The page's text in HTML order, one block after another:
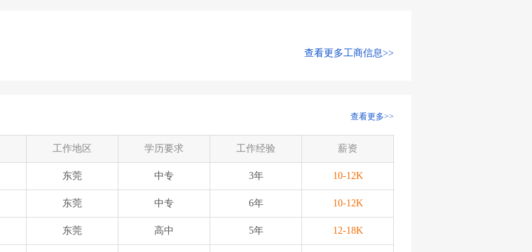
查看更多工商信息>>
查看更多>>
工作地区 学历要求 工作经验 薪资
东莞 中专 3年 10-12K
东莞 中专 6年 10-12K
东莞 高中 5年 12-18K